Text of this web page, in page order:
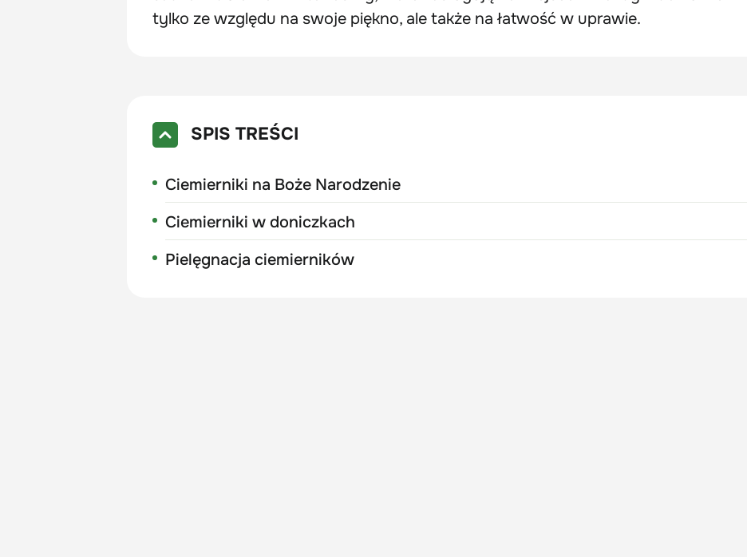
tylko ze względu na swoje piękno, ale także na łatwość w uprawie.
SPIS TREŚCI
Ciemierniki na Boże Narodzenie
Ciemierniki w doniczkach
Pielęgnacja ciemierników